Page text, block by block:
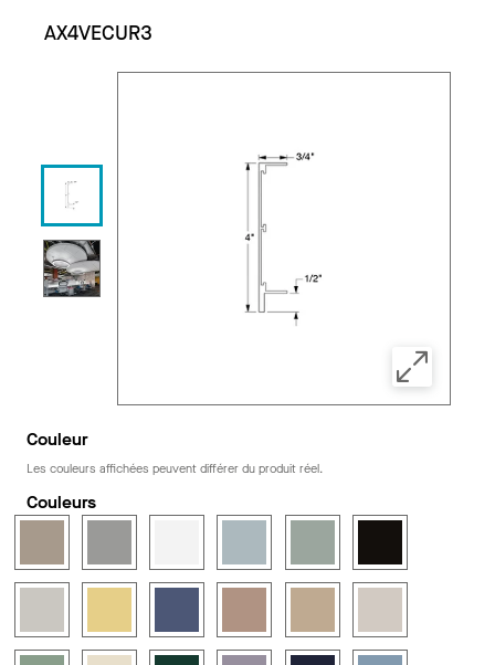
AX4VECUR3
Couleur
Les couleurs affichées peuvent différer du produit réel.
Couleurs